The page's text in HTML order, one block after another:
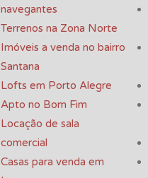
navegantes
Terrenos na Zona Norte
Imóveis a venda no bairro
Santana
Lofts em Porto Alegre
Apto no Bom Fim
Locação de sala
comercial
Casas para venda em